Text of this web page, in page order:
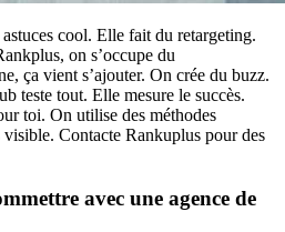
cool. Elle fait du retargeting.
on s’occupe du
ça vient s’ajouter. On crée du buzz.
teste tout. Elle mesure le succès.
toi. On utilise des méthodes
Contacte Rankuplus pour des
avec une agence de